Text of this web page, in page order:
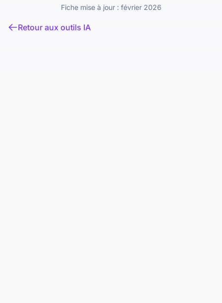
Fiche mise à jour : février 2026
Retour aux outils IA